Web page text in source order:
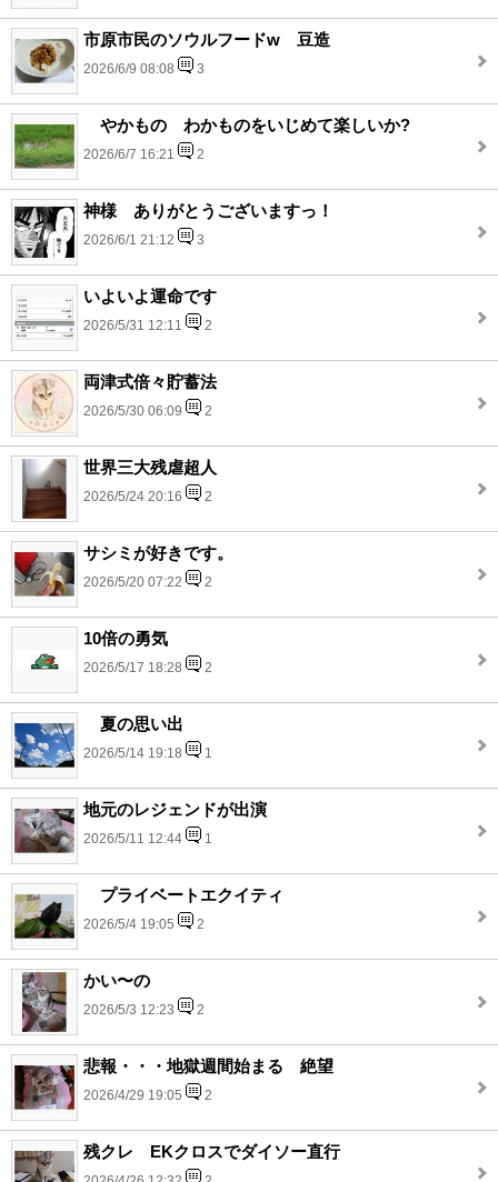
市原市民のソウルフードw 豆造
2026/6/9 08:08 3
やかもの わかものをいじめて楽しいか?
2026/6/7 16:21 2
神様 ありがとうございますっ！
2026/6/1 21:12 3
いよいよ運命です
2026/5/31 12:11 2
両津式倍々貯蓄法
2026/5/30 06:09 2
世界三大残虐超人
2026/5/24 20:16 2
サシミが好きです。
2026/5/20 07:22 2
10倍の勇気
2026/5/17 18:28 2
夏の思い出
2026/5/14 19:18 1
地元のレジェンドが出演
2026/5/11 12:44 1
プライベートエクイティ
2026/5/4 19:05 2
かい〜の
2026/5/3 12:23 2
悲報・・・地獄週間始まる 絶望
2026/4/29 19:05 2
残クレ EKクロスでダイソー直行